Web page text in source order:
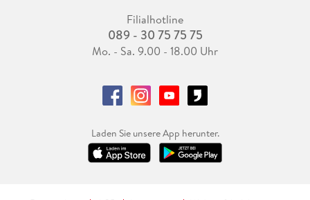
Filialhotline
089 - 30 75 75 75
Mo. - Sa. 9.00 - 18.00 Uhr
Laden Sie unsere App herunter.